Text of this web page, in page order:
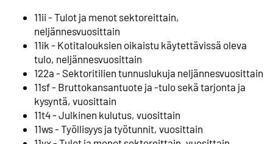
11ii - Tulot ja menot sektoreittain,
neljännesvuosittain
11ik - Kotitalouksien oikaistu käytettävissä oleva
tulo, neljännesvuosittain
122a - Sektoritilien tunnuslukuja neljännesvuosittain
11sf - Bruttokansantuote ja -tulo sekä tarjonta ja
kysyntä, vuosittain
11t4 - Julkinen kulutus, vuosittain
11ws - Työllisyys ja työtunnit, vuosittain